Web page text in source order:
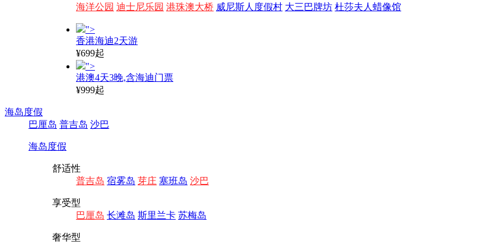
海洋公园 迪士尼乐园 港珠澳大桥 威尼斯人度假村 大三巴牌坊 杜莎夫人蜡像馆
">
香港海迪2天游
¥699起
">
港澳4天3晚,含海迪门票
¥999起
海岛度假
巴厘岛 普吉岛 沙巴
海岛度假
舒适性
普吉岛 宿雾岛 芽庄 塞班岛 沙巴
享受型
巴厘岛 长滩岛 斯里兰卡 苏梅岛
奢华型